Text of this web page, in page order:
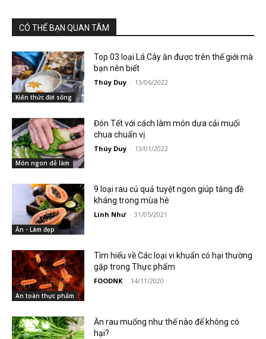
CÓ THỂ BẠN QUAN TÂM
Kiến thức đời sống
Top 03 loại Lá Cây ăn được trên thế giới mà
bạn nên biết
Thúy Duy - 13/06/2022
Món ngon dễ làm
Đón Tết với cách làm món dưa cải muối
chua chuẩn vị
Thúy Duy - 13/01/2022
Ăn - Làm đẹp
9 loại rau củ quả tuyệt ngon giúp tăng đề
kháng trong mùa hè
Linh Như - 31/05/2021
An toàn thực phẩm
Tìm hiểu về Các loại vi khuẩn có hại thường
gặp trong Thực phẩm
FOODNK - 14/11/2020
Ăn rau muống như thế nào để không có
hại?